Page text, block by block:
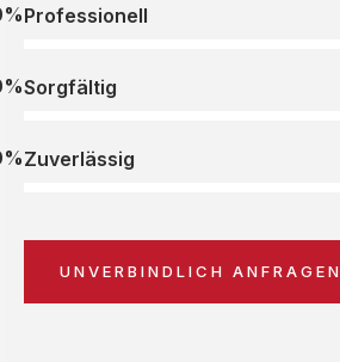
Professionell
Sorgfältig
Zuverlässig
UNVERBINDLICH ANFRAGEN